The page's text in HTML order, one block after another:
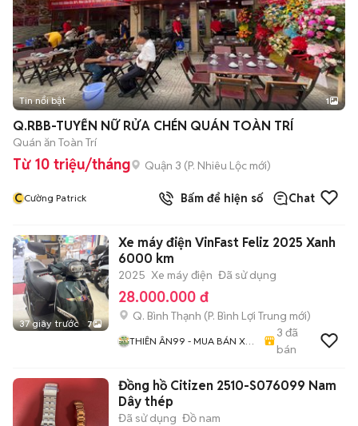
Tin nổi bật 1
Q.RBB-TUYỂN NỮ RỬA CHÉN QUÁN TOÀN TRÍ
Quán ăn Toàn Trí
Từ 10 triệu/tháng Quận 3 (P. Nhiêu Lộc mới)
CCường Patrick Bấm để hiện số Chat
37 giây trước 7
Xe máy điện VinFast Feliz 2025 Xanh
6000 km
2025 Xe máy điện Đã sử dụng
28.000.000 đ
Q. Bình Thạnh (P. Bình Lợi Trung mới)
THIÊN ÂN99 - MUA BÁN XE
3 đã
bán
Đồng hồ Citizen 2510-S076099 Nam
Dây thép
Đã sử dụng Đồ nam